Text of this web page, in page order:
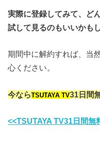
実際に登録してみて、ど
試して見るのもいいかも
期間中に解約すれば、当
心ください。
今ならTSUTAYA TV31日間
<<TSUTAYA TV31日間無